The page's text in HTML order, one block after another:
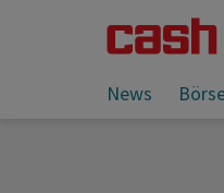
News
Sie lesen: